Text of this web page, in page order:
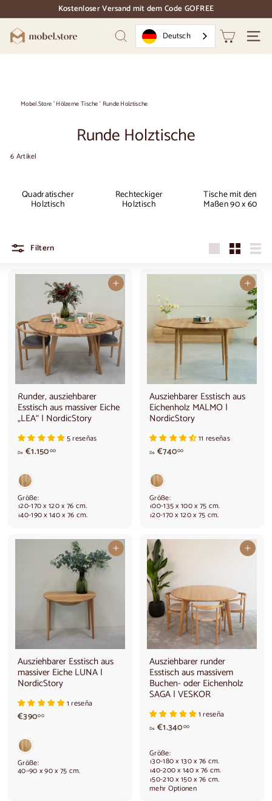
Inhalt Dias
Pause
Kostenloser Versand mit dem Code GOFREE
M
o
o
Suchen Deutsch
Mobel.Store'Hölzerne Tische' Runde Holztische
Runde Holztische
6 Artikel
Quadratischer
Holztisch
Rechteckiger
Holztisch
Tische mit den
Maßen 90 x 60
Filtern
Groß Klein Liste
In den Warenkorb legen
Runder, ausziehbarer
Esstisch aus massiver Eiche
„LEA“ | NordicStory
5 reseñas
De €1.15000V
.
1
0
0
0
Größe:
120-170 x 120 x 76 cm.
140-190 x 140 x 76 cm.
In den Warenkorb legen
Ausziehbarer Esstisch aus
Eichenholz MALMO |
NordicStory
11 reseñas
De €74000A
,
0
€
Größe:
100-135 x 100 x 75 cm.
120-170 x 120 x 75 cm.
In den Warenkorb legen
Ausziehbarer Esstisch aus
massiver Eiche LUNA |
NordicStory
1 reseña
€39000€
0
Größe:
40–90 x 90 x 75 cm.
In den Warenkorb legen
Ausziehbarer runder
Esstisch aus massivem
Buchen- oder Eichenholz
SAGA | VESKOR
1 reseña
De €1.34000V
€
1
.
3
Größe:
130-180 x 130 x 76 cm.
140-200 x 140 x 76 cm.
150-210 x 150 x 76 cm.
mehr Optionen